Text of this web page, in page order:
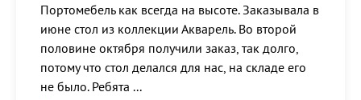
Портомебель как всегда на высоте. Заказывала в
июне стол из коллекции Акварель. Во второй
половине октября получили заказ, так долго,
потому что стол делался для нас, на складе его
не было. Ребята ...